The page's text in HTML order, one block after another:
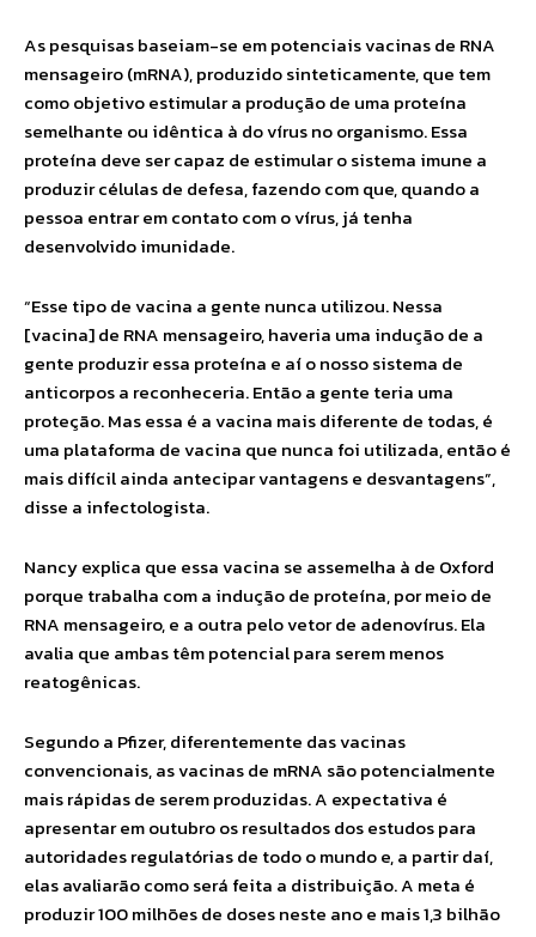
As pesquisas baseiam-se em potenciais vacinas de RNA
mensageiro (mRNA), produzido sinteticamente, que tem
como objetivo estimular a produção de uma proteína
semelhante ou idêntica à do vírus no organismo. Essa
proteína deve ser capaz de estimular o sistema imune a
produzir células de defesa, fazendo com que, quando a
pessoa entrar em contato com o vírus, já tenha
desenvolvido imunidade.
“Esse tipo de vacina a gente nunca utilizou. Nessa
[vacina] de RNA mensageiro, haveria uma indução de a
gente produzir essa proteína e aí o nosso sistema de
anticorpos a reconheceria. Então a gente teria uma
proteção. Mas essa é a vacina mais diferente de todas, é
uma plataforma de vacina que nunca foi utilizada, então é
mais difícil ainda antecipar vantagens e desvantagens”,
disse a infectologista.
Nancy explica que essa vacina se assemelha à de Oxford
porque trabalha com a indução de proteína, por meio de
RNA mensageiro, e a outra pelo vetor de adenovírus. Ela
avalia que ambas têm potencial para serem menos
reatogênicas.
Segundo a Pfizer, diferentemente das vacinas
convencionais, as vacinas de mRNA são potencialmente
mais rápidas de serem produzidas. A expectativa é
apresentar em outubro os resultados dos estudos para
autoridades regulatórias de todo o mundo e, a partir daí,
elas avaliarão como será feita a distribuição. A meta é
produzir 100 milhões de doses neste ano e mais 1,3 bilhão